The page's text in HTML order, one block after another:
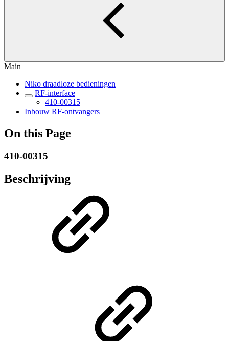
Main
Niko draadloze bedieningen
RF-interface
410-00315
Inbouw RF-ontvangers
On this Page
410-00315
Beschrijving